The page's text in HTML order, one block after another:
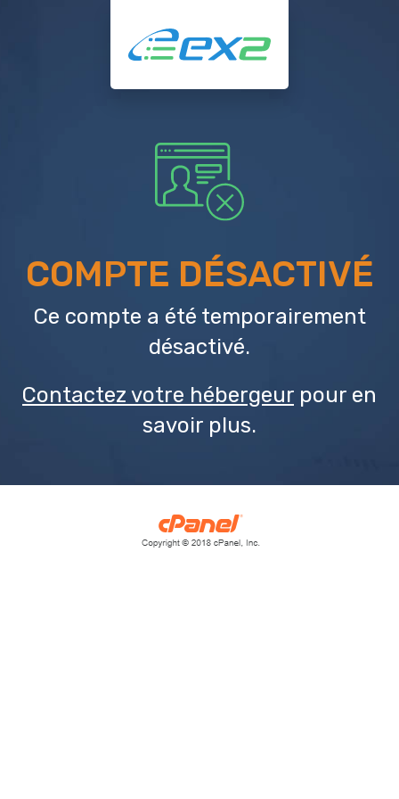
COMPTE DÉSACTIVÉ
Ce compte a été temporairement
désactivé.
Contactez votre hébergeur pour en
savoir plus.